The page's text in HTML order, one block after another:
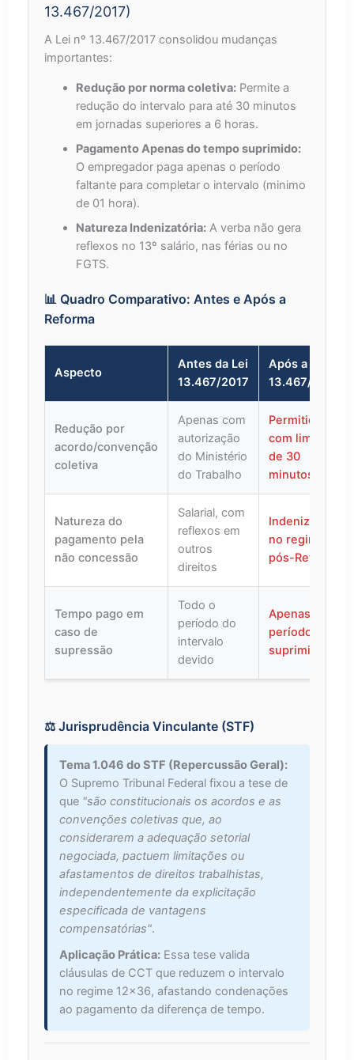
13.467/2017)
A Lei nº 13.467/2017 consolidou mudanças
importantes:
Redução por norma coletiva: Permite a
redução do intervalo para até 30 minutos
em jornadas superiores a 6 horas.
Pagamento Apenas do tempo suprimido:
O empregador paga apenas o período
faltante para completar o intervalo (minimo
de 01 hora).
Natureza Indenizatória: A verba não gera
reflexos no 13º salário, nas férias ou no
FGTS.
📊 Quadro Comparativo: Antes e Após a
Reforma
Aspecto
Antes da Lei
13.467/2017
Após a Lei
13.467/2017
Redução por
acordo/convenção
coletiva
Apenas com
autorização
do Ministério
do Trabalho
Permitida,
com limite
de 30
minutos
Natureza do
pagamento pela
não concessão
Salarial, com
reflexos em
outros
direitos
Indenizatória
no regime
pós-Reforma
Tempo pago em
caso de
supressão
Todo o
período do
intervalo
devido
Apenas o
período
suprimido
⚖️ Jurisprudência Vinculante (STF)
Tema 1.046 do STF (Repercussão Geral):
O Supremo Tribunal Federal fixou a tese de
que "são constitucionais os acordos e as
convenções coletivas que, ao
considerarem a adequação setorial
negociada, pactuem limitações ou
afastamentos de direitos trabalhistas,
independentemente da explicitação
especificada de vantagens
compensatórias".
Aplicação Prática: Essa tese valida
cláusulas de CCT que reduzem o intervalo
no regime 12x36, afastando condenações
ao pagamento da diferença de tempo.